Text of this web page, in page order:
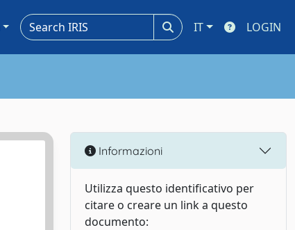
IT LOGIN
Informazioni
Utilizza questo identificativo per
citare o creare un link a questo
documento: